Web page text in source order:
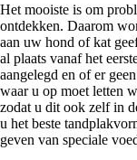
Het mooiste is om
ontdekken. Daarom
aan uw hond of kat
al plaats vanaf het
aangelegd en of er
waar u op moet letten
zodat u dit ook zelf in
u het beste
geven van speciale